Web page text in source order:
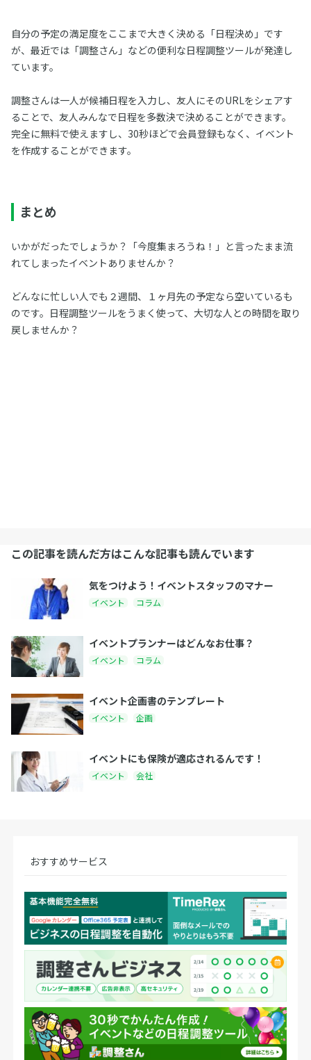
自分の予定の満足度をここまで大きく決める「日程決め」です
が、最近では「調整さん」などの便利な日程調整ツールが発達し
ています。
調整さんは一人が候補日程を入力し、友人にそのURLをシェアす
ることで、友人みんなで日程を多数決で決めることができます。
完全に無料で使えますし、30秒ほどで会員登録もなく、イベント
を作成することができます。
まとめ
いかがだったでしょうか？「今度集まろうね！」と言ったまま流
れてしまったイベントありませんか？
どんなに忙しい人でも２週間、１ヶ月先の予定なら空いているも
のです。日程調整ツールをうまく使って、大切な人との時間を取り
戻しませんか？
この記事を読んだ方はこんな記事も読んでいます
気をつけよう！イベントスタッフのマナー
イベント コラム
イベントプランナーはどんなお仕事？
イベント コラム
イベント企画書のテンプレート
イベント 企画
イベントにも保険が適応されるんです！
イベント 会社
おすすめサービス